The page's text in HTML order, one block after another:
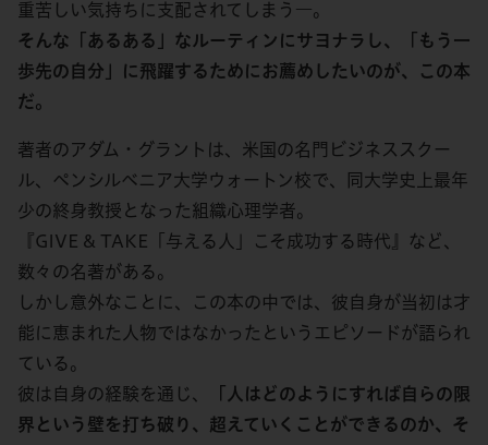
重苦しい気持ちに支配されてしまう―。
そんな「あるある」なルーティンにサヨナラし、「もう一
歩先の自分」に飛躍するためにお薦めしたいのが、この本
だ。
著者のアダム・グラントは、米国の名門ビジネススクー
ル、ペンシルベニア大学ウォートン校で、同大学史上最年
少の終身教授となった組織心理学者。
『GIVE & TAKE「与える人」こそ成功する時代』など、
数々の名著がある。
しかし意外なことに、この本の中では、彼自身が当初は才
能に恵まれた人物ではなかったというエピソードが語られ
ている。
彼は自身の経験を通じ、
「人はどのようにすれば自らの限
界という壁を打ち破り、超えていくことができるのか、そ